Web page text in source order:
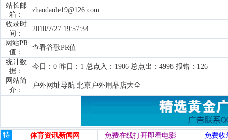
站长邮
箱：
zhaodaole19@126.com
收录时
间：
2010/7/27 19:57:34
网站PR
值：
查看谷歌PR值
统计数
据：
今日：0 昨日：1 总点入：1906 总点出：4998 报错：126
网站简
介：
户外网址导航 北京户外用品店大全
特
体育资讯新闻网 免费在线打开即看电影
免费收